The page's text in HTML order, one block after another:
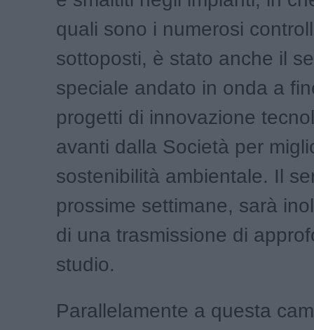
quali sono i numerosi
sottoposti, è stato anche il
speciale andato in onda a
progetti di innovazione
avanti dalla Società per
sostenibilità ambientale. Il
prossime settimane, sarà
di una trasmissione di
studio.
Parallelamente a questa